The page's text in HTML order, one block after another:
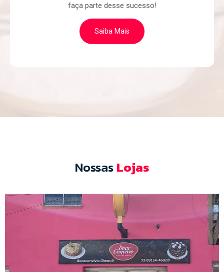
faça parte desse sucesso!
Saiba Mais
NossasLojas